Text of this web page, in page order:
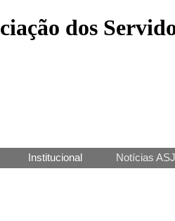
dos
Institucional Notícias ASJ